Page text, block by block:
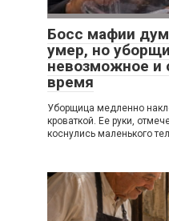
Босс мафии
умер, но
невозможное и
время
Уборщица медленно
кроваткой. Ее руки,
коснулись маленького